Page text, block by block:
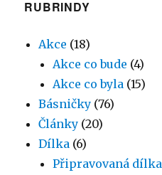
RUBRINDY
Akce (18)
Akce co bude (4)
Akce co byla (15)
Básničky (76)
Články (20)
Dílka (6)
Připravovaná dílka